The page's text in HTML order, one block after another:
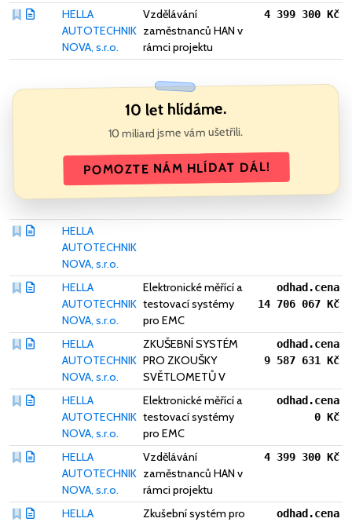
HELLA
AUTOTECHNIK
NOVA, s.r.o.
Vzdělávání
zaměstnanců HAN v
rámci projektu
4 399 300 Kč
10 let hlídáme.
10 miliard jsme vám ušetřili.
POMOZTE NÁM HLÍDAT DÁL!
HELLA
AUTOTECHNIK
NOVA, s.r.o.
HELLA
AUTOTECHNIK
NOVA, s.r.o.
Elektronické měřící a
testovací systémy
pro EMC
odhad.cena
14 706 067 Kč
HELLA
AUTOTECHNIK
NOVA, s.r.o.
ZKUŠEBNÍ SYSTÉM
PRO ZKOUŠKY
SVĚTLOMETŮ V
odhad.cena
9 587 631 Kč
HELLA
AUTOTECHNIK
NOVA, s.r.o.
Elektronické měřící a
testovací systémy
pro EMC
odhad.cena
0 Kč
HELLA
AUTOTECHNIK
NOVA, s.r.o.
Vzdělávání
zaměstnanců HAN v
rámci projektu
4 399 300 Kč
HELLA
Zkušební systém pro
odhad.cena